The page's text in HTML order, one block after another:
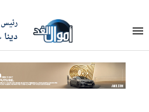
رئيس